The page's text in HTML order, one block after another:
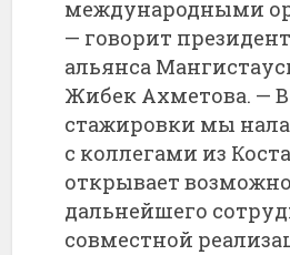
международными
— говорит
альянса
Жибек Ахметова. — В
стажировки мы
с коллегами из
открывает
дальнейшего
совместной